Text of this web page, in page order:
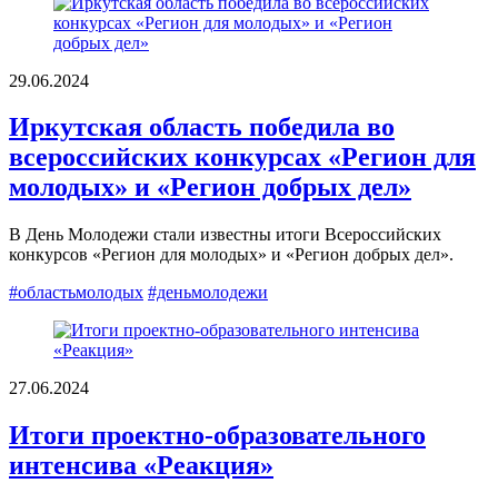
29.06.2024
Иркутская область победила во
всероссийских конкурсах «Регион для
молодых» и «Регион добрых дел»
В День Молодежи стали известны итоги Всероссийских
конкурсов «Регион для молодых» и «Регион добрых дел».
#областьмолодых #деньмолодежи
27.06.2024
Итоги проектно-образовательного
интенсива «Реакция»